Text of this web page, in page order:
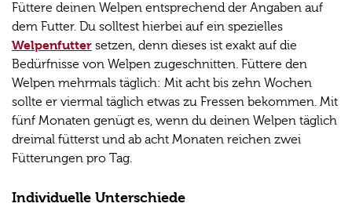
Füttere deinen Welpen entsprechend der Angaben auf
dem Futter. Du solltest hierbei auf ein spezielles
Welpenfutter setzen, denn dieses ist exakt auf die
Bedürfnisse von Welpen zugeschnitten. Füttere den
Welpen mehrmals täglich: Mit acht bis zehn Wochen
sollte er viermal täglich etwas zu Fressen bekommen. Mit
fünf Monaten genügt es, wenn du deinen Welpen täglich
dreimal fütterst und ab acht Monaten reichen zwei
Fütterungen pro Tag.
Individuelle Unterschiede